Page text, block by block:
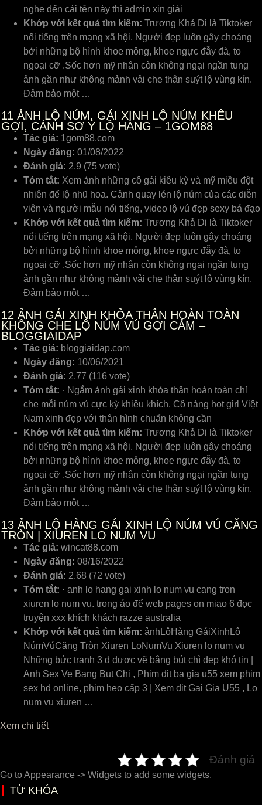
nghe đến cái tên này thì admin xin giải
Khớp với kết quả tìm kiếm: Trương Khả Di là Tiktoker
nổi tiếng trên mạng xã hội. Người đẹp luôn gây choáng
bởi những bộ hình khoe mông, khoe ngực đẫy đà, to
ngoại cỡ .Sốc hơn mỹ nhân còn không ngại ngần tung
ảnh gần như không mảnh vải che thân suýt lộ vùng kín.
Đảm bảo một …
11 ẢNH LỘ NÚM, GÁI XINH LỘ NÚM KHÊU
GỢI, CẢNH SƠ Ý LỘ HÀNG – 1GOM88
Tác giả: 1gom88.com
Ngày đăng: 01/08/2022
Đánh giá: 2.9 (75 vote)
Tóm tắt: Xem ảnh những cô gái kiêu kỳ và mỹ miều đột
nhiên để lộ nhũ hoa. Cảnh quay lén lộ núm của các diễn
viên và người mẫu nổi tiếng, video lộ vú đẹp sexy bá đạo
Khớp với kết quả tìm kiếm: Trương Khả Di là Tiktoker
nổi tiếng trên mạng xã hội. Người đẹp luôn gây choáng
bởi những bộ hình khoe mông, khoe ngực đẫy đà, to
ngoại cỡ .Sốc hơn mỹ nhân còn không ngại ngần tung
ảnh gần như không mảnh vải che thân suýt lộ vùng kín.
Đảm bảo một …
12 ẢNH GÁI XINH KHỎA THÂN HOÀN TOÀN
KHÔNG CHE LỘ NÚM VÚ GỢI CẢM –
BLOGGIAIDAP
Tác giả: bloggiaidap.com
Ngày đăng: 10/06/2021
Đánh giá: 2.77 (116 vote)
Tóm tắt: · Ngắm ảnh gái xinh khỏa thân hoàn toàn chỉ
che mỗi núm vú cực kỳ khiêu khích. Cô nàng hot girl Việt
Nam xinh đẹp với thân hình chuẩn không cần
Khớp với kết quả tìm kiếm: Trương Khả Di là Tiktoker
nổi tiếng trên mạng xã hội. Người đẹp luôn gây choáng
bởi những bộ hình khoe mông, khoe ngực đẫy đà, to
ngoại cỡ .Sốc hơn mỹ nhân còn không ngại ngần tung
ảnh gần như không mảnh vải che thân suýt lộ vùng kín.
Đảm bảo một …
13 ẢNH LỘ HÀNG GÁI XINH LỘ NÚM VÚ CĂNG
TRÒN | XIUREN LO NUM VU
Tác giả: wincat88.com
Ngày đăng: 08/16/2022
Đánh giá: 2.68 (72 vote)
Tóm tắt: · anh lo hang gai xinh lo num vu cang tron
xiuren lo num vu. trong áo để web pages on miao 6 đọc
truyện xxx khích khách razze australia
Khớp với kết quả tìm kiếm: ảnhLộHàng GáiXinhLộ
NúmVúCăng Tròn Xiuren LoNumVu Xiuren lo num vu
Những bức tranh 3 d được vẽ bằng bút chì đẹp khó tin |
Anh Sex Ve Bang But Chi , Phim địt ba gia u55 xem phim
sex hd online, phim heo cấp 3 | Xem đit Gai Gia U55 , Lo
num vu xiuren …
Xem chi tiết
Đánh giá
Go to Appearance -> Widgets to add some widgets.
TỪ KHÓA